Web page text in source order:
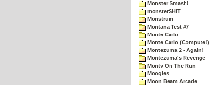
Monster Smash!
monsterSHIT
Monstrum
Montana Test #7
Monte Carlo
Monte Carlo (Compute!)
Montezuma 2 - Again!
Montezuma's Revenge
Monty On The Run
Moogles
Moon Beam Arcade